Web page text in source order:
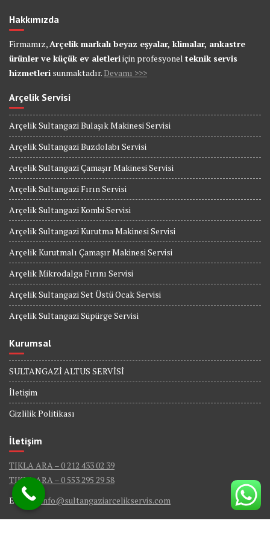
Hakkımızda
Firmamız,Arçelik markalı beyaz eşyalar, klimalar, ankastre
ürünler ve küçük ev aletleriiçin profesyonel teknik servis
hizmetleri sunmaktadır.Devamı >>>
Arçelik Servisi
Arçelik Sultangazi Bulaşık Makinesi Servisi
Arçelik Sultangazi Buzdolabı Servisi
Arçelik Sultangazi Çamaşır Makinesi Servisi
Arçelik Sultangazi Fırın Servisi
Arçelik Sultangazi Kombi Servisi
Arçelik Sultangazi Kurutma Makinesi Servisi
Arçelik Kurutmalı Çamaşır Makinesi Servisi
Arçelik Mikrodalga Fırını Servisi
Arçelik Sultangazi Set Üstü Ocak Servisi
Arçelik Sultangazi Süpürge Servisi
Kurumsal
SULTANGAZİ ALTUS SERVİSİ
İletişim
Gizlilik Politikası
İletişim
TIKLA ARA – 0 212 433 02 39
TIKLA ARA – 0 553 295 29 58
E-Mail : info@sultangaziarcelikservis.com